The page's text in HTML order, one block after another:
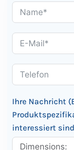
Ihre Nachricht
interessiert